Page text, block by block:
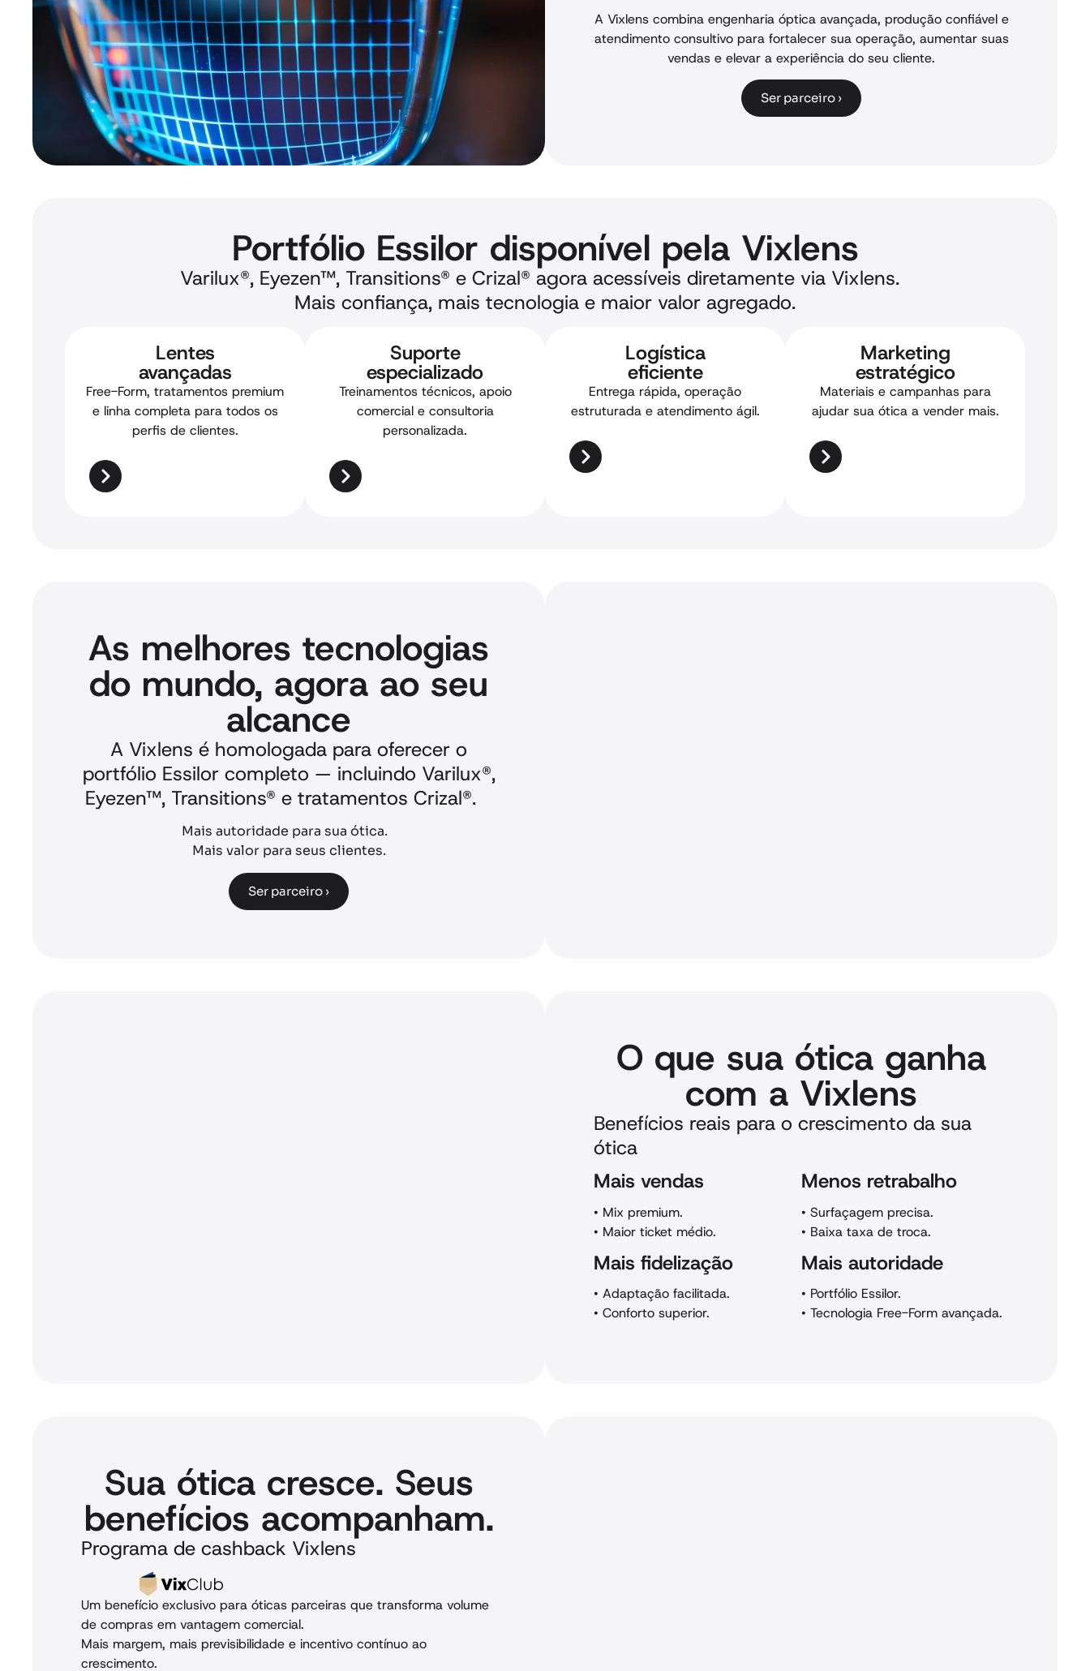
A Vixlens combina engenharia óptica avançada, produção confiável e
atendimento consultivo para fortalecer sua operação, aumentar suas
vendas e elevar a experiência do seu cliente.
Ser parceiro ›
Portfólio Essilor disponível pela Vixlens
Varilux®, Eyezen™, Transitions® e Crizal® agora acessíveis diretamente via Vixlens.
Mais confiança, mais tecnologia e maior valor agregado.
Lentes
avançadas
Free-Form, tratamentos premium
e linha completa para todos os
perfis de clientes.
Suporte
especializado
Treinamentos técnicos, apoio
comercial e consultoria
personalizada.
Logística
eficiente
Entrega rápida, operação
estruturada e atendimento ágil.
Marketing
estratégico
Materiais e campanhas para
ajudar sua ótica a vender mais.
As melhores tecnologias
do mundo, agora ao seu
alcance
A Vixlens é homologada para oferecer o
portfólio Essilor completo — incluindo Varilux®,
Eyezen™, Transitions® e tratamentos Crizal®.
Mais autoridade para sua ótica.
Mais valor para seus clientes.
Ser parceiro ›
O que sua ótica ganha
com a Vixlens
Benefícios reais para o crescimento da sua
ótica
Mais vendas
• Mix premium.
• Maior ticket médio.
Menos retrabalho
• Surfaçagem precisa.
• Baixa taxa de troca.
Mais fidelização
• Adaptação facilitada.
• Conforto superior.
Mais autoridade
• Portfólio Essilor.
• Tecnologia Free-Form avançada.
Sua ótica cresce. Seus
benefícios acompanham.
Programa de cashback Vixlens
Um benefício exclusivo para óticas parceiras que transforma volume
de compras em vantagem comercial.
Mais margem, mais previsibilidade e incentivo contínuo ao
crescimento.